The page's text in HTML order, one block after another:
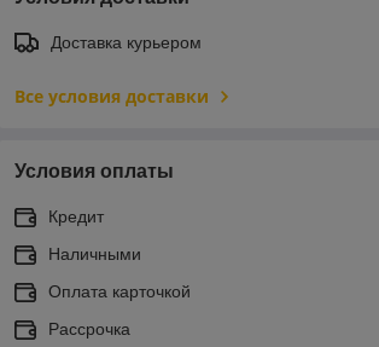
Доставка курьером
Все условия доставки
Условия оплаты
Кредит
Наличными
Оплата карточкой
Рассрочка